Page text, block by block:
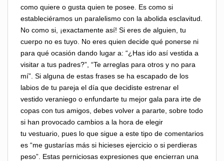
como quiere o gusta quien te posee. Es como si
estableciéramos un paralelismo con la abolida esclavitud.
No como si, ¡exactamente así! Si eres de alguien, tu
cuerpo no es tuyo. No eres quien decide qué ponerse ni
para qué ocasión dando lugar a: “¿Has ido así vestida a
visitar a tus padres?”, “Te arreglas para otros y no para
mí”. Si alguna de estas frases se ha escapado de los
labios de tu pareja el día que decidiste estrenar el
vestido veraniego o enfundarte tu mejor gala para irte de
copas con tus amigos, debes volver a pararte, sobre todo
si han provocado cambios a la hora de elegir
tu vestuario, pues lo que sigue a este tipo de comentarios
es “me gustarías más si hicieses ejercicio o si perdieras
peso”. Estas perniciosas expresiones que encierran una